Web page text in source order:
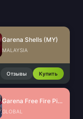
Garena Shells (MY)
MALAYSIA
Отзывы Купить
Garena Free Fire Pins Global
GLOBAL